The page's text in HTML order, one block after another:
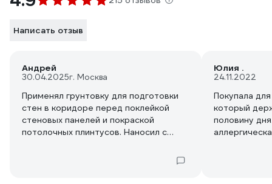
Написать отзыв
Андрей
30.04.2025г. Москва
Применял грунтовку для подготовки
стен в коридоре перед поклейкой
стеновых панелей и покраской
потолочных плинтусов. Наносил с
Юлия .
24.11.2022
Покупала
который
половину